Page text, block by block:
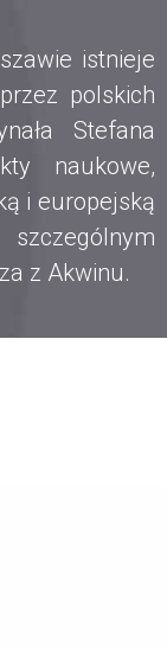
istnieje
polskich
Stefana
naukowe,
i europejską
z Akwinu.